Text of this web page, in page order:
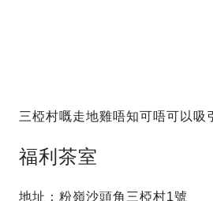
三椏村嘅走地雞唔知可唔可以吸
福利茶室
地址：粉嶺沙頭角三椏村1號